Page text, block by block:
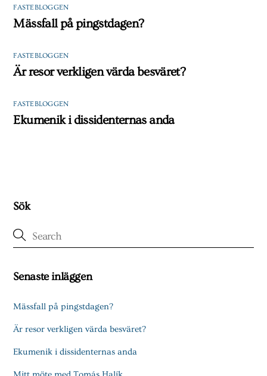
FASTEBLOGGEN
Mässfall på pingstdagen?
FASTEBLOGGEN
Är resor verkligen värda besväret?
FASTEBLOGGEN
Ekumenik i dissidenternas anda
Sök
Senaste inläggen
Mässfall på pingstdagen?
Är resor verkligen värda besväret?
Ekumenik i dissidenternas anda